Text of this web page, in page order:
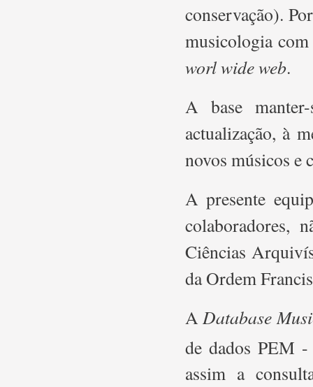
conservação).
musicologia com
worl wide web.
A base
actualização, à
novos músicos e
A presente
colaboradores,
Ciências
da Ordem
A Database
de dados PEM
assim a